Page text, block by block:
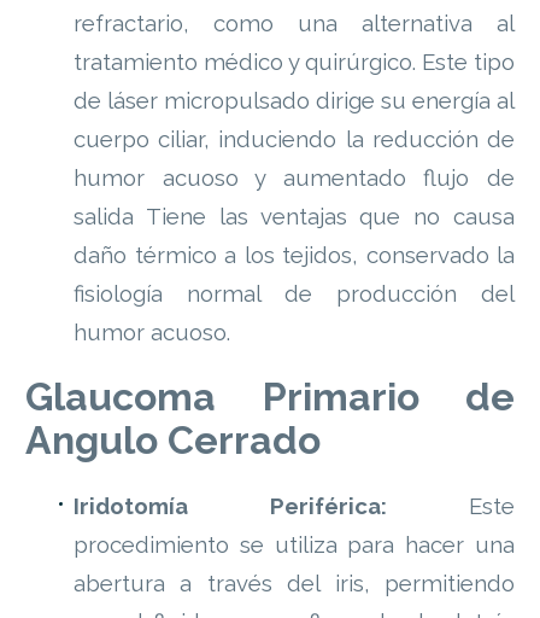
refractario, como una alternativa al
tratamiento médico y quirúrgico. Este tipo
de láser micropulsado dirige su energía al
cuerpo ciliar, induciendo la reducción de
humor acuoso y aumentado flujo de
salida Tiene las ventajas que no causa
daño térmico a los tejidos, conservado la
fisiología normal de producción del
humor acuoso.
Glaucoma Primario de
Angulo Cerrado
Iridotomía Periférica: Este
procedimiento se utiliza para hacer una
abertura a través del iris, permitiendo